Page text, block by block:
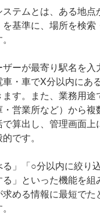
テムとは、ある地点
基準に、場所を検索
ーが最寄り駅名を入
・車でX分以内にあ
す。また、業務用途
・営業所など）から複
算出し、管理画面上
です。
る」「○分以内に絞り
」といった機能を組
める情報に最短でた